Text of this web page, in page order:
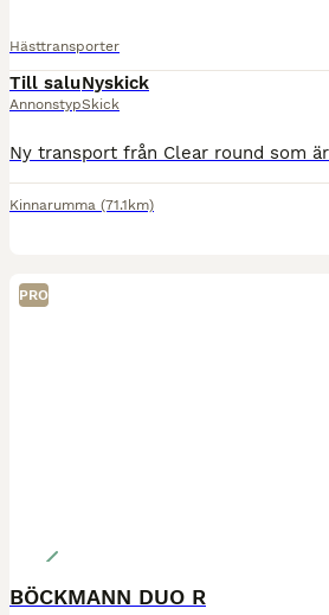
Hästtransporter
Till salu
Annonstyp
Nyskick
Skick
Kinnarumma (71.1km)
PRO
BÖCKMANN DUO R